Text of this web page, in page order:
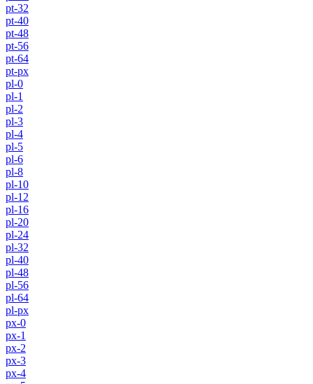
pt-32
pt-40
pt-48
pt-56
pt-64
pt-px
pl-0
pl-1
pl-2
pl-3
pl-4
pl-5
pl-6
pl-8
pl-10
pl-12
pl-16
pl-20
pl-24
pl-32
pl-40
pl-48
pl-56
pl-64
pl-px
px-0
px-1
px-2
px-3
px-4